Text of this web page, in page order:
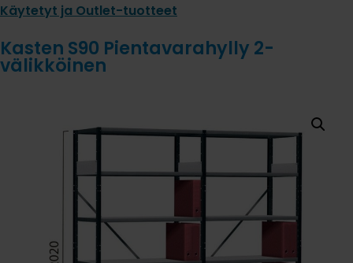
Käytetyt ja Outlet-tuotteet
Kasten S90 Pientavarahylly 2-
välikköinen